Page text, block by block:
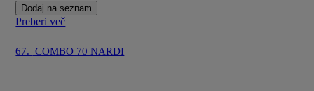
Dodaj na seznam
Preberi več
67. COMBO 70 NARDI